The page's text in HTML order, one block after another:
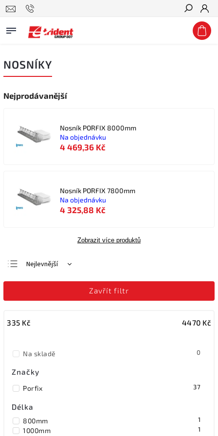
Hledat
NOSNÍKY
Nejprodávanější
Nosník PORFIX 8000mm
Na objednávku
4 469,36 Kč
Nosník PORFIX 7800mm
Na objednávku
4 325,88 Kč
Zobrazit více produktů
Nejlevnější
Nejdražší
Zavřít filtr
335 Kč 4470 Kč
Na skladě 0
Značky
Porfix 37
Délka
800mm 1
1000mm 1